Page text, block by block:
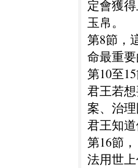
定會獲
玉帛。
第8節，
命最重
第10至
君王若
案、治
君王知
第16節
法用世